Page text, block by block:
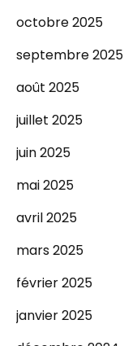
octobre 2025
septembre 2025
août 2025
juillet 2025
juin 2025
mai 2025
avril 2025
mars 2025
février 2025
janvier 2025